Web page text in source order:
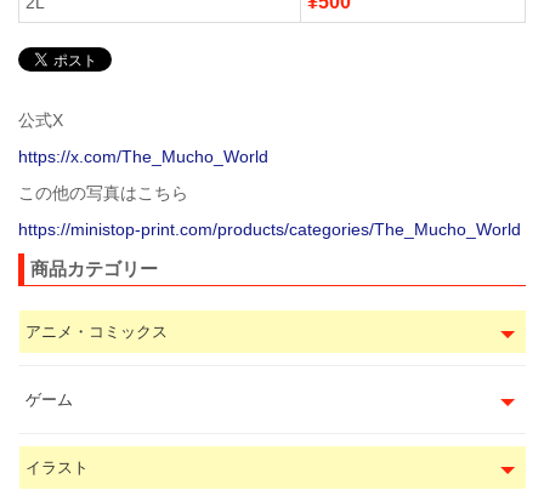
公式X
https://x.com/The_Mucho_World
この他の写真はこちら
https://ministop-print.com/products/categories/The_Mucho_World
商品カテゴリー
アニメ・コミックス
ゲーム
イラスト